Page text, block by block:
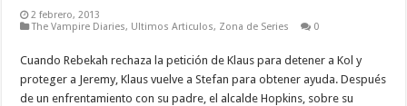
2 febrero, 2013
The Vampire Diaries, Ultimos Articulos, Zona de Series 0
Cuando Rebekah rechaza la petición de Klaus para detener a Kol y
proteger a Jeremy, Klaus vuelve a Stefan para obtener ayuda. Después
de un enfrentamiento con su padre, el alcalde Hopkins, sobre su